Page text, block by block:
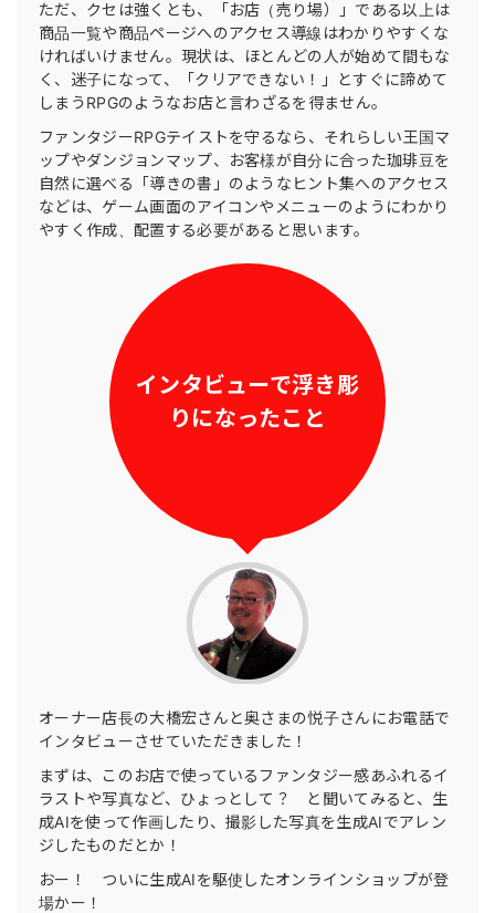
ただ、クセは強くとも、「お店（売り場）」である以上は
商品一覧や商品ページへのアクセス導線はわかりやすくな
ければいけません。現状は、ほとんどの人が始めて間もな
く、迷子になって、「クリアできない！」とすぐに諦めて
しまうRPGのようなお店と言わざるを得ません。
ファンタジーRPGテイストを守るなら、それらしい王国マ
ップやダンジョンマップ、お客様が自分に合った珈琲豆を
自然に選べる「導きの書」のようなヒント集へのアクセス
などは、ゲーム画面のアイコンやメニューのようにわかり
やすく作成、配置する必要があると思います。
インタビューで浮き彫
りになったこと
オーナー店長の大橋宏さんと奥さまの悦子さんにお電話で
インタビューさせていただきました！
まずは、このお店で使っているファンタジー感あふれるイ
ラストや写真など、ひょっとして？ と聞いてみると、生
成AIを使って作画したり、撮影した写真を生成AIでアレン
ジしたものだとか！
おー！ ついに生成AIを駆使したオンラインショップが登
場かー！